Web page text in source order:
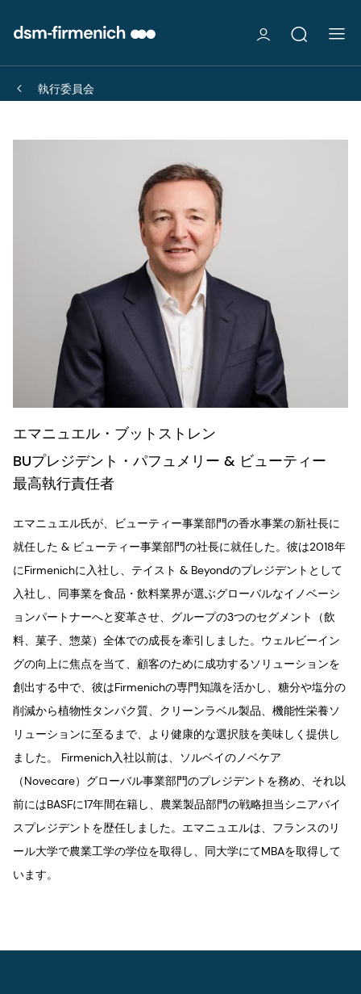
執行委員会
エマニュエル・ブットストレン
BUプレジデント・パフュメリー & ビューティー
最高執行責任者
エマニュエル氏が、ビューティー事業部門の香水事業の新社長に
就任した & ビューティー事業部門の社長に就任した。彼は2018年
にFirmenichに入社し、テイスト & Beyondのプレジデントとして
入社し、同事業を食品・飲料業界が選ぶグローバルなイノベーシ
ョンパートナーへと変革させ、グループの3つのセグメント（飲
料、菓子、惣菜）全体での成長を牽引しました。ウェルビーイン
グの向上に焦点を当て、顧客のために成功するソリューションを
創出する中で、彼はFirmenichの専門知識を活かし、糖分や塩分の
削減から植物性タンパク質、クリーンラベル製品、機能性栄養ソ
リューションに至るまで、より健康的な選択肢を美味しく提供し
ました。 Firmenich入社以前は、ソルベイのノベケア
（Novecare）グローバル事業部門のプレジデントを務め、それ以
前にはBASFに17年間在籍し、農業製品部門の戦略担当シニアバイ
スプレジデントを歴任しました。エマニュエルは、フランスのリ
ール大学で農業工学の学位を取得し、同大学にてMBAを取得して
います。